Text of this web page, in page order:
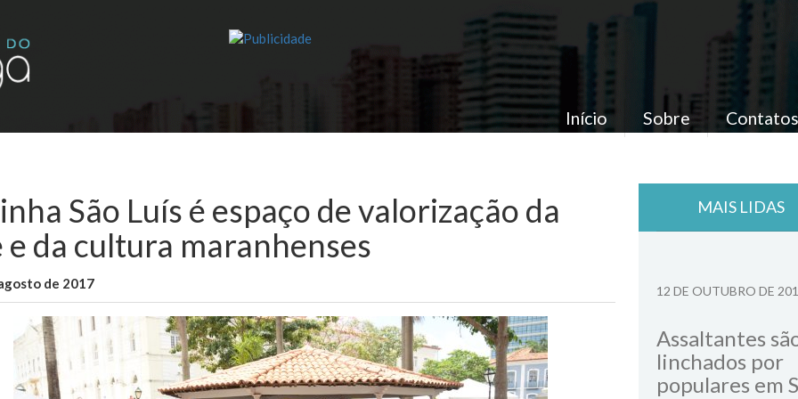
Início Sobre Contatos
São Luís é espaço de valorização da
e da cultura maranhenses
de 2017
MAIS LIDAS
12 DE OUTUBRO DE
Assaltantes
linchados por
populares em